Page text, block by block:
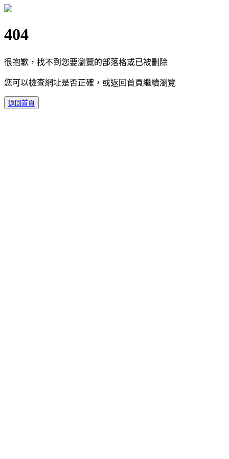
404
很抱歉，找不到您要瀏覽的部落格或已被刪除
您可以檢查網址是否正確，或返回首頁繼續瀏覽
返回首頁